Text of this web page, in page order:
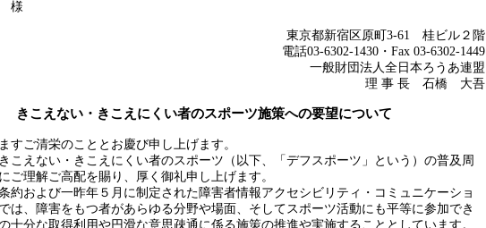
様
東京都新宿区原町3-61 桂ビル２階
電話03-6302-1430・Fax 03-6302-1449
一般財団法人全日本ろうあ連盟
理 事 長 石橋 大吾
きこえない・きこえにくい者のスポーツ施策への要望について
すご清栄のこととお慶び申し上げます。
こえない・きこえにくい者のスポーツ（以下、「デフスポーツ」という）の普及周
ご理解ご高配を賜り、厚く御礼申し上げます。
約および一昨年５月に制定された障害者情報アクセシビリティ・コミュニケーショ
は、障害をもつ者があらゆる分野や場面、そしてスポーツ活動にも平等に参加でき
十分な取得利用や円滑な意思疎通に係る施策の推進や実施することとしています。